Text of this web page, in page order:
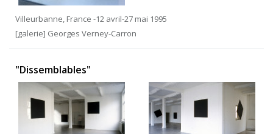
Villeurbanne, France -12 avril-27 mai 1995
[galerie] Georges Verney-Carron
"Dissemblables"